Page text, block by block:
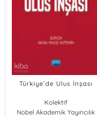
Türkiye’de Ulus İnşası
Kolektif
Nobel Akademik Yayıncılık